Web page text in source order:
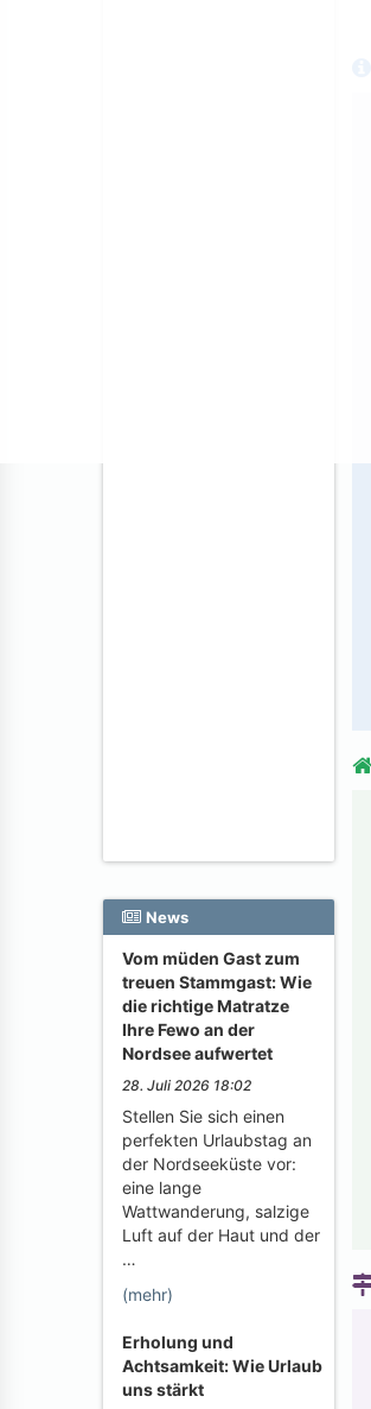
News
Vom müden Gast zum
treuen Stammgast: Wie
die richtige Matratze
Ihre Fewo an der
Nordsee aufwertet
28. Juli 2026 18:02
Stellen Sie sich einen
perfekten Urlaubstag an
der Nordseeküste vor:
eine lange
Wattwanderung, salzige
Luft auf der Haut und der
…
(mehr)
Erholung und
Achtsamkeit: Wie Urlaub
uns stärkt